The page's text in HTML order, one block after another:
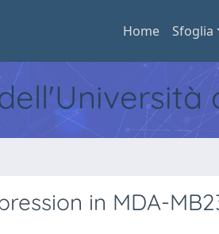
Home Sfoglia
in MDA-